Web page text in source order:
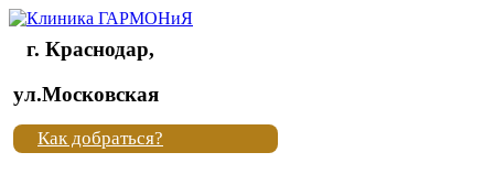
Клиника
"Новая
жизнь"
г. Краснодар,
ул.Московская
Как добраться?